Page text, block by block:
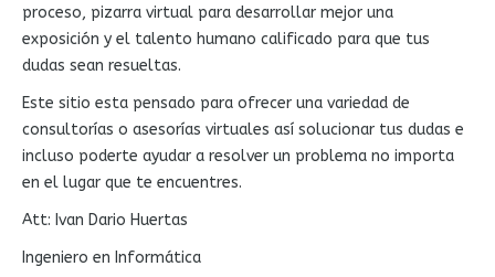
proceso, pizarra virtual para desarrollar mejor una
exposición y el talento humano calificado para que tus
dudas sean resueltas.
Este sitio esta pensado para ofrecer una variedad de
consultorías o asesorías virtuales así solucionar tus dudas e
incluso poderte ayudar a resolver un problema no importa
en el lugar que te encuentres.
Att: Ivan Dario Huertas
Ingeniero en Informática